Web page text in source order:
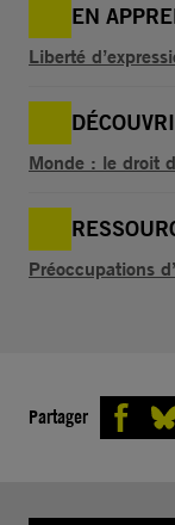
EN
Liberté
Monde : le droit
Préoccupations
Partager